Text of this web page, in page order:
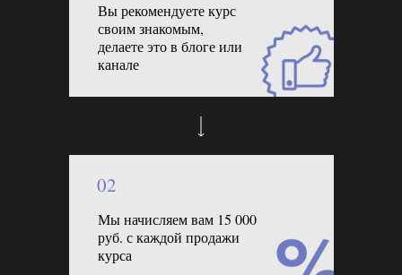
Вы рекомендуете курс
своим знакомым,
делаете это в блоге или
канале
02
Мы начисляем вам 15 000
руб. с каждой продажи
курса